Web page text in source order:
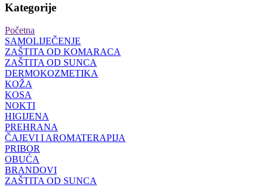
Kategorije
Početna
SAMOLIJEČENJE
ZAŠTITA OD KOMARACA
ZAŠTITA OD SUNCA
DERMOKOZMETIKA
KOŽA
KOSA
NOKTI
HIGIJENA
PREHRANA
ČAJEVI I AROMATERAPIJA
PRIBOR
OBUĆA
BRANDOVI
ZAŠTITA OD SUNCA